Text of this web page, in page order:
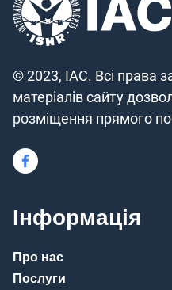
© 2023, IAC. Всі права
матеріалів сайту
розміщення прямого
Інформація
Про нас
Послуги